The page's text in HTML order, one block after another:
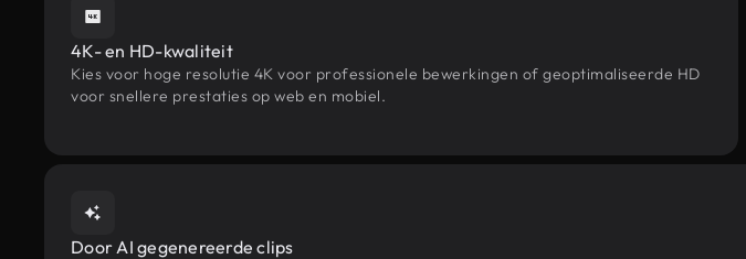
4K- en HD-kwaliteit
Kies voor hoge resolutie 4K voor professionele bewerkingen of geoptimaliseerde HD
voor snellere prestaties op web en mobiel.
Door AI gegenereerde clips